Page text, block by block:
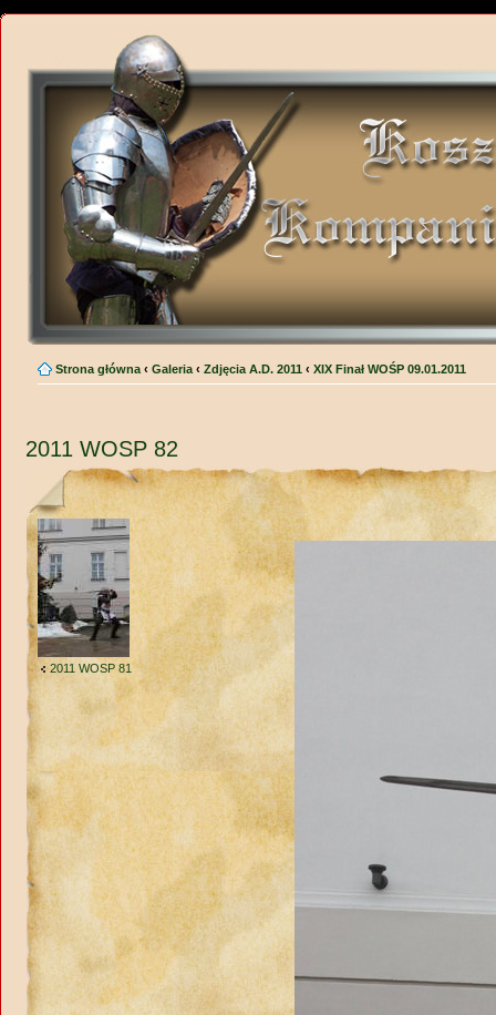
Strona główna ‹ Galeria ‹ Zdjęcia A.D. 2011 ‹ XIX Finał WOŚP 09.01.2011
2011 WOSP 82
2011 WOSP 81